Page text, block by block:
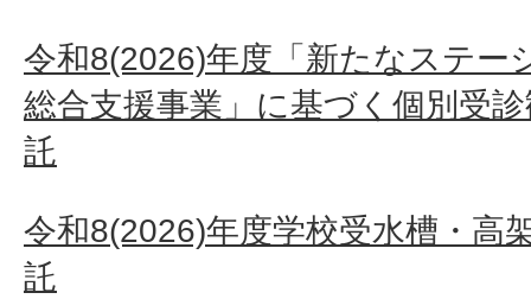
令和8(2026)年度「新たなステー
総合支援事業」に基づく個別受
託
令和8(2026)年度学校受水槽・高
託